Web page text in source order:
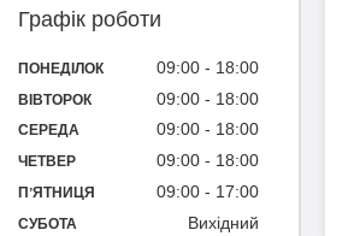
Графік роботи
ПОНЕДІЛОК 09:00 18:00
ВІВТОРОК 09:00 18:00
СЕРЕДА 09:00 18:00
ЧЕТВЕР 09:00 18:00
ПʼЯТНИЦЯ 09:00 17:00
СУБОТА Вихідний